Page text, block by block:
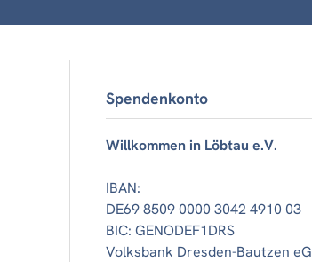
Spendenkonto
Willkommen in Löbtau e.V.
IBAN:
DE69 8509 0000 3042 4910 03
BIC: GENODEF1DRS
Volksbank Dresden-Bautzen eG